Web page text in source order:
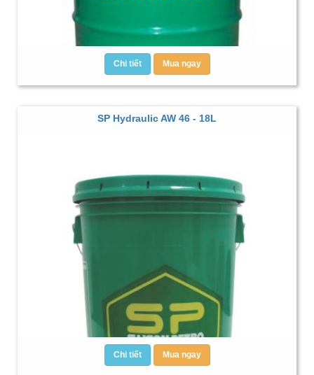
Chi tiết Mua ngay
SP Hydraulic AW 46 - 18L
Chi tiết Mua ngay